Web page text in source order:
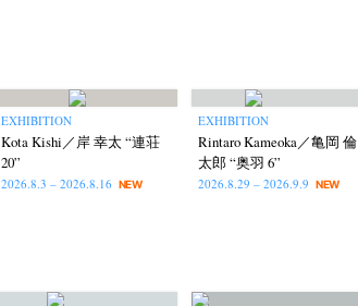
EXHIBITION
Kota Kishi／岸 幸太 “連荘
20”
2026.8.3 – 2026.8.16 NEW
EXHIBITION
Rintaro Kameoka／亀岡 倫
太郎 “奥羽 6”
2026.8.29 – 2026.9.9 NEW